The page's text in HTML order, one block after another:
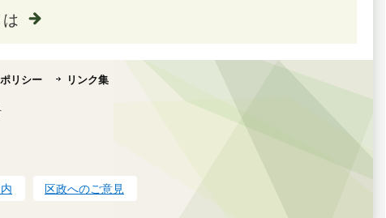
リシー リンク集
区政へのご意見